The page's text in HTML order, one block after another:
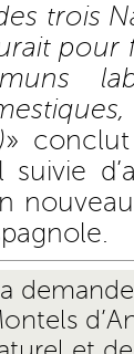
trois
»